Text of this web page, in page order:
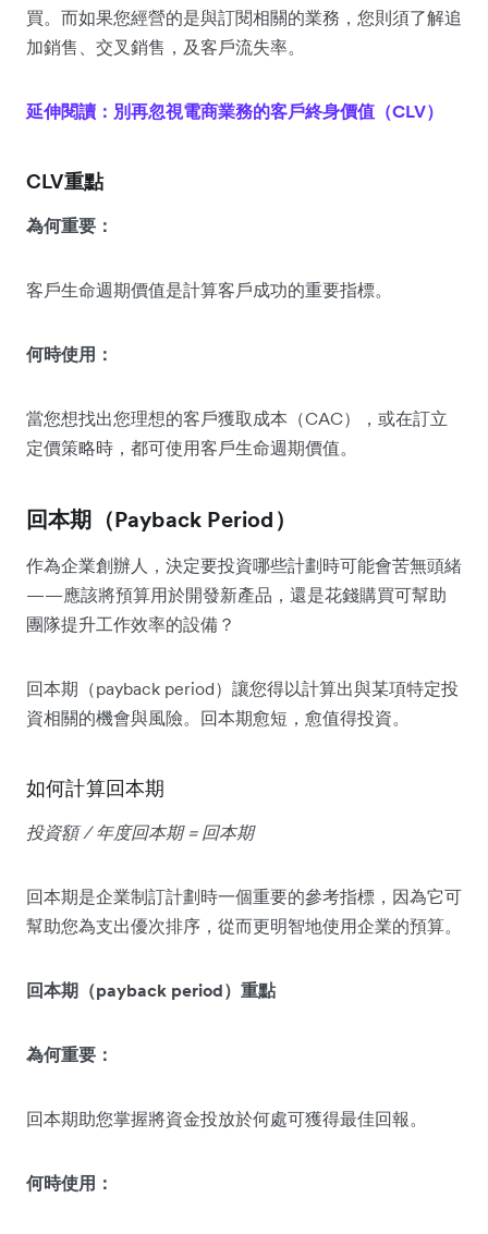
買。而如果您經營的是與訂閱相關的業務，您則須了解追
加銷售、交叉銷售，及客戶流失率。
延伸閱讀：別再忽視電商業務的客戶終身價值（CLV）
CLV重點
為何重要：
客戶生命週期價值是計算客戶成功的重要指標。
何時使用：
當您想找出您理想的客戶獲取成本（CAC），或在訂立
定價策略時，都可使用客戶生命週期價值。
回本期（Payback Period）
作為企業創辦人，決定要投資哪些計劃時可能會苦無頭緒
——應該將預算用於開發新產品，還是花錢購買可幫助
團隊提升工作效率的設備？
回本期（payback period）讓您得以計算出與某項特定投
資相關的機會與風險。回本期愈短，愈值得投資。
如何計算回本期
投資額 / 年度回本期 = 回本期
回本期是企業制訂計劃時一個重要的參考指標，因為它可
幫助您為支出優次排序，從而更明智地使用企業的預算。
回本期（payback period）重點
為何重要：
回本期助您掌握將資金投放於何處可獲得最佳回報。
何時使用：